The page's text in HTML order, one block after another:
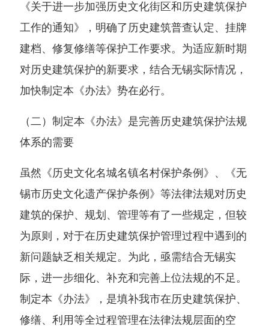
《关于进一步加强历史文化街区和历史建筑保护
工作的通知》，明确了历史建筑普查认定、挂牌
建档、修复修缮等保护工作要求。为适应新时期
对历史建筑保护的新要求，结合无锡实际情况，
加快制定本《办法》势在必行。
（二）制定本《办法》是完善历史建筑保护法规
体系的需要
虽然《历史文化名城名镇名村保护条例》、《无
锡市历史文化遗产保护条例》等法律法规对历史
建筑的保护、规划、管理等有了一些规定，但较
为原则，对于在历史建筑保护管理过程中遇到的
新问题缺乏相关规定。为此，亟需结合无锡实
际，进一步细化、补充和完善上位法规的不足。
制定本《办法》，是填补我市在历史建筑保护、
修缮、利用等全过程管理在法律法规层面的空